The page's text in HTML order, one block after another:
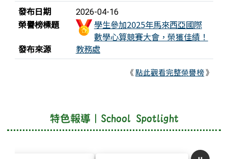
發布日期 2026-04-16
榮譽榜標題
學生參加2025年馬來西亞國際
數學心算競賽大會，榮獲佳績！
發布來源
教務處
《點此觀看完整榮譽榜》
特色報導｜School Spotlight